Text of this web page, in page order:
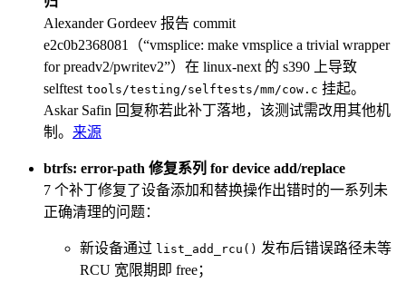
Alexander Gordeev 报告 commit
e2c0b2368081（“vmsplice: make vmsplice a trivial wrapper
for preadv2/pwritev2”）在 linux-next 的 s390 上导致
selftest tools/testing/selftests/mm/cow.c 挂起。
Askar Safin 回复称若此补丁落地，该测试需改用其他机
制。 来源
btrfs: error-path 修复系列 for device add/replace
7 个补丁修复了设备添加和替换操作出错时的一系列未
正确清理的问题：
新设备通过 list_add_rcu() 发布后错误路径未等
RCU 宽限期即 free；